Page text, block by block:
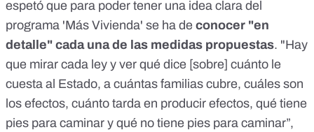
espetó que para poder tener una idea clara del
programa 'Más Vivienda' se ha de conocer "en
detalle" cada una de las medidas propuestas. "Hay
que mirar cada ley y ver qué dice [sobre] cuánto le
cuesta al Estado, a cuántas familias cubre, cuáles son
los efectos, cuánto tarda en producir efectos, qué tiene
pies para caminar y qué no tiene pies para caminar”,